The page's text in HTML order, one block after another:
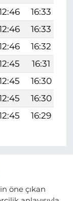
16:33
16:33
16:32
16:31
16:30
16:30
16:29
öne çıkan